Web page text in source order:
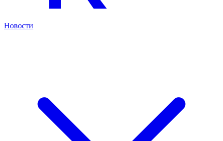
Новости